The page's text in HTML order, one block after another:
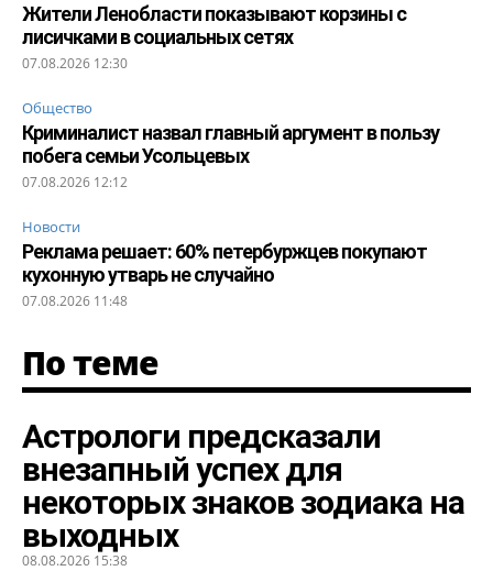
Жители Ленобласти показывают корзины с
лисичками в социальных сетях
07.08.2026 12:30
Общество
Криминалист назвал главный аргумент в пользу
побега семьи Усольцевых
07.08.2026 12:12
Новости
Реклама решает: 60% петербуржцев покупают
кухонную утварь не случайно
07.08.2026 11:48
По теме
Астрологи предсказали
внезапный успех для
некоторых знаков зодиака на
выходных
08.08.2026 15:38